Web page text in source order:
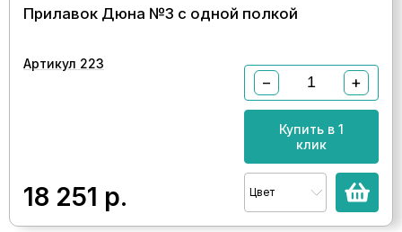
Прилавок Дюна №3 с одной полкой
Артикул 223
18 251 р.
− +
Купить в 1
клик
Цвет